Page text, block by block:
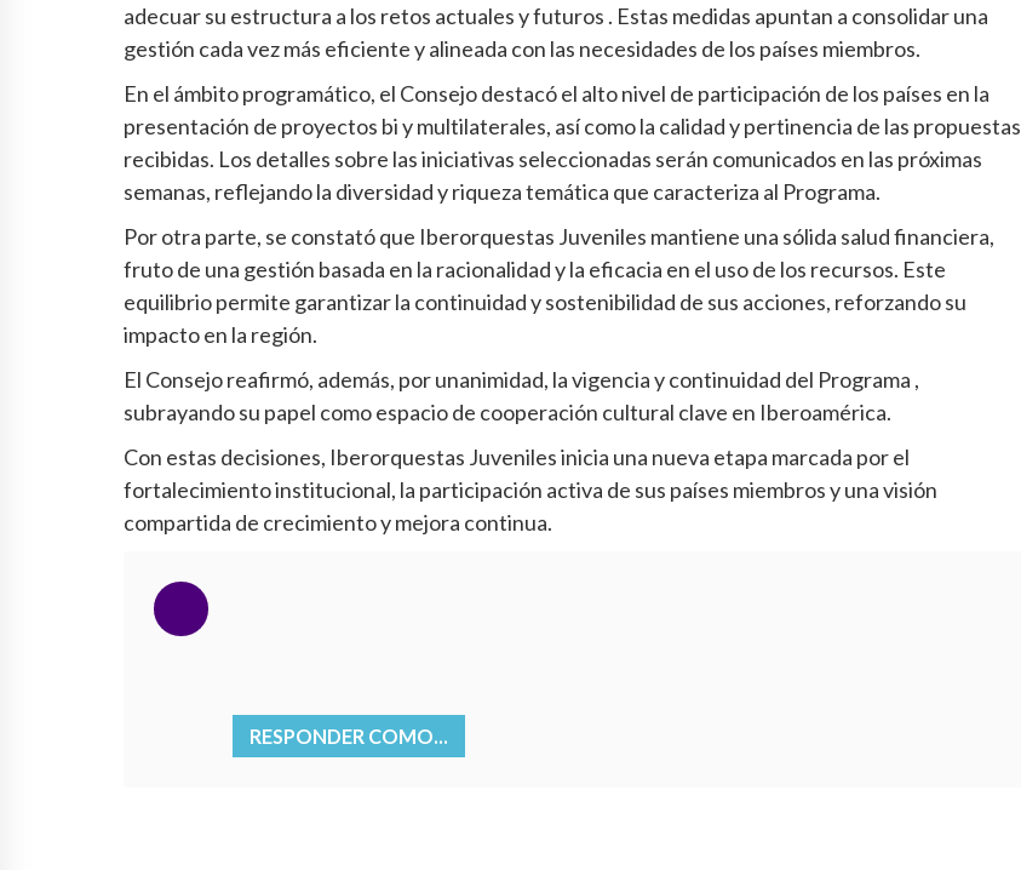
adecuar su estructura a los retos actuales y futuros . Estas medidas apuntan a consolidar una
gestión cada vez más eficiente y alineada con las necesidades de los países miembros.
En el ámbito programático, el Consejo destacó el alto nivel de participación de los países en la
presentación de proyectos bi y multilaterales, así como la calidad y pertinencia de las propuestas
recibidas. Los detalles sobre las iniciativas seleccionadas serán comunicados en las próximas
semanas, reflejando la diversidad y riqueza temática que caracteriza al Programa.
Por otra parte, se constató que Iberorquestas Juveniles mantiene una sólida salud financiera,
fruto de una gestión basada en la racionalidad y la eficacia en el uso de los recursos. Este
equilibrio permite garantizar la continuidad y sostenibilidad de sus acciones, reforzando su
impacto en la región.
El Consejo reafirmó, además, por unanimidad, la vigencia y continuidad del Programa ,
subrayando su papel como espacio de cooperación cultural clave en Iberoamérica.
Con estas decisiones, Iberorquestas Juveniles inicia una nueva etapa marcada por el
fortalecimiento institucional, la participación activa de sus países miembros y una visión
compartida de crecimiento y mejora continua.
RESPONDER COMO...